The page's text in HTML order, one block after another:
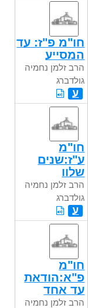
חו"מ פ"ז: עד
המסייע
הרב זלמן נחמיה
גולדברג
ע
חו"מ
ע"ז:שנים
שלוו
הרב זלמן נחמיה
גולדברג
ע
חו"מ
פ"א:הודאת
עד אחד
הרב זלמן נחמיה